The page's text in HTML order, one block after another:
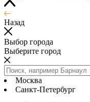
Назад
Выбор города
Выберите город
Москва
Санкт-Петербург